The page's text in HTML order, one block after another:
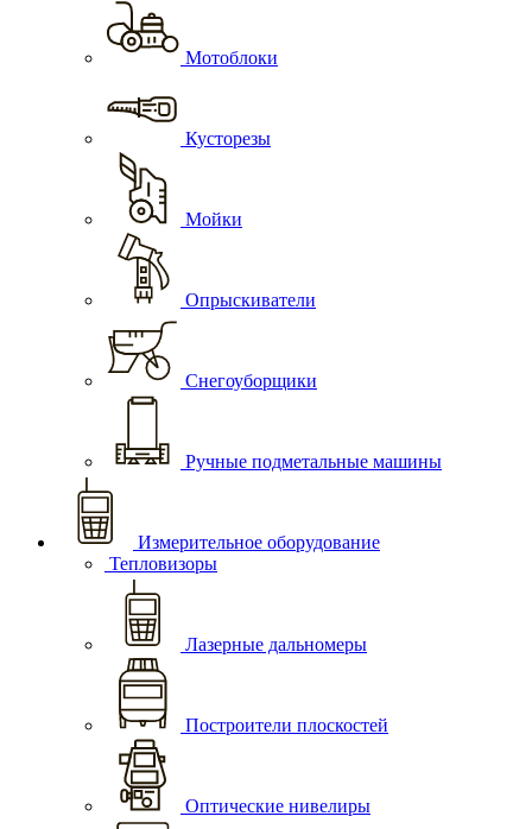
Мотоблоки
Кусторезы
Мойки
Опрыскиватели
Снегоуборщики
Ручные подметальные машины
Измерительное оборудование
Тепловизоры
Лазерные дальномеры
Построители плоскостей
Оптические нивелиры